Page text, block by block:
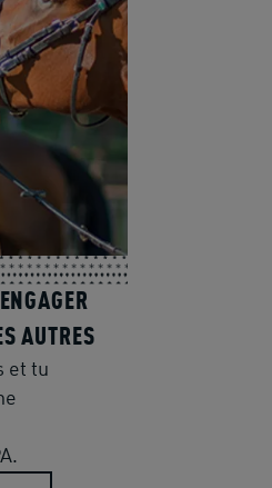
AUTRES
et tu